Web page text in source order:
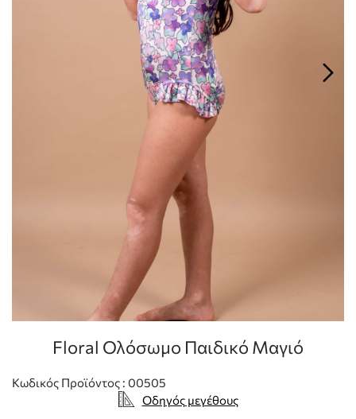
Floral Ολόσωμο Παιδικό Μαγιό
Κωδικός Προϊόντος : 00505
Οδηγός μεγέθους